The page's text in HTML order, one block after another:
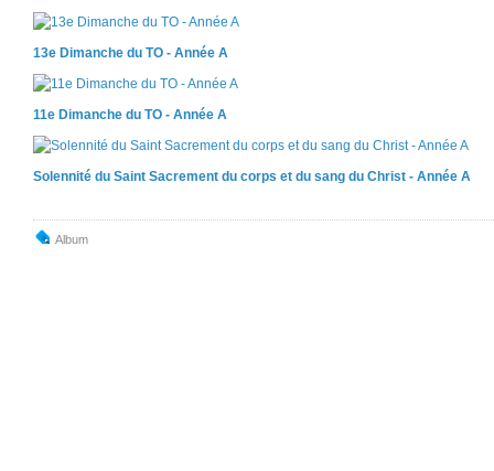
13e Dimanche du TO - Année A
11e Dimanche du TO - Année A
Solennité du Saint Sacrement du corps et du sang du Christ - Année A
Album